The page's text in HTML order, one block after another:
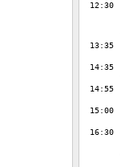
12:30
13:35
14:35
14:55
15:00
16:30